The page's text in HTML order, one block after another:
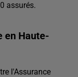
assurés.
en Haute-
l'Assurance